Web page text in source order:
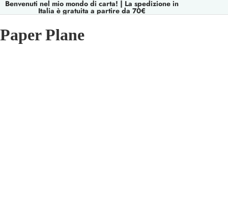
Benvenuti nel mio mondo di carta! | La spedizione in
Italia è gratuita a partire da 70€
Paper Plane